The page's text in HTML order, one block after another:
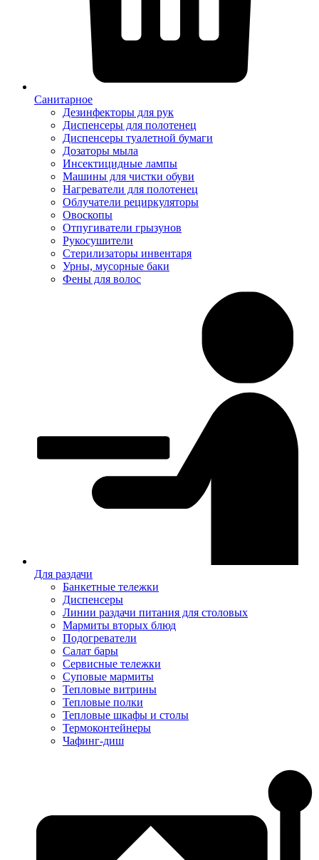
Санитарное
Дезинфекторы для рук
Диспенсеры для полотенец
Диспенсеры туалетной бумаги
Дозаторы мыла
Инсектицидные лампы
Машины для чистки обуви
Нагреватели для полотенец
Облучатели рециркуляторы
Овоскопы
Отпугиватели грызунов
Рукосушители
Стерилизаторы инвентаря
Урны, мусорные баки
Фены для волос
Для раздачи
Банкетные тележки
Диспенсеры
Линии раздачи питания для столовых
Мармиты вторых блюд
Подогреватели
Салат бары
Сервисные тележки
Суповые мармиты
Тепловые витрины
Тепловые полки
Тепловые шкафы и столы
Термоконтейнеры
Чафинг-диш